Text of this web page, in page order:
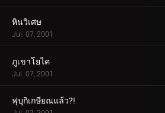
หินวิเศษ
Jul. 07, 2001
ภูเขาโยไค
Jul. 07, 2001
ฟุบุกิเกษียณแล้ว?!